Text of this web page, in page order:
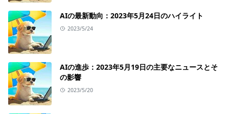
AIの最新動向：2023年5月24日のハイライト
2023/5/24
AIの進歩：2023年5月19日の主要なニュースとそ
の影響
2023/5/20